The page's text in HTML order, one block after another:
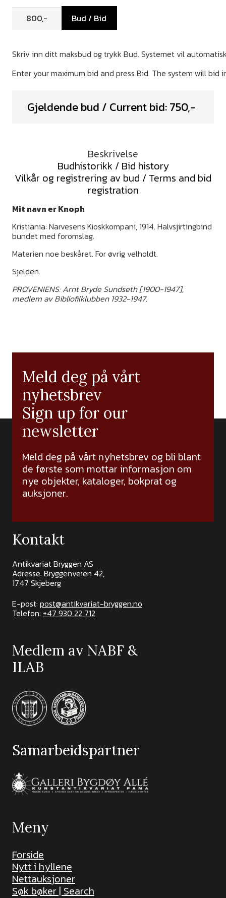
Bud / Bid
Gjeldende bud / Current bid:750,-
Beskrivelse
Budhistorikk / Bid history
Vilkår og registrering av bud / Terms and bid
registration
Mit navn er Knoph
Kristiania: Narvesens Kioskkompani, 1914. Halvsjirtingbind
bundet med foromslag.
Materien noe beskåret. For øvrig velholdt.
Sjelden.
PROVENIENS: Arnt Bryde Sundseth [1900-1947],
medlem av Bibliofilklubben 1932-1947.
Meld deg på vårt
nyhetsbrev
Sign up for our
newsletter
Meld deg på vårt nyhetsbrev og bli blant
de første som mottar informasjon om
nye objekter, kataloger, bokprat og
auksjoner.
Kontakt
Antikvariat Bryggen AS
Adresse: Bryggenveien 42,
1747 Skjeberg
E-post: post@antikvariat-bryggen.no
Telefon: +47 930 22 712
Medlem av NABF &
ILAB
Samarbeidspartner
Meny
Forside
Nytt i hyllene
Nettauksjoner
Søk bøker | Search